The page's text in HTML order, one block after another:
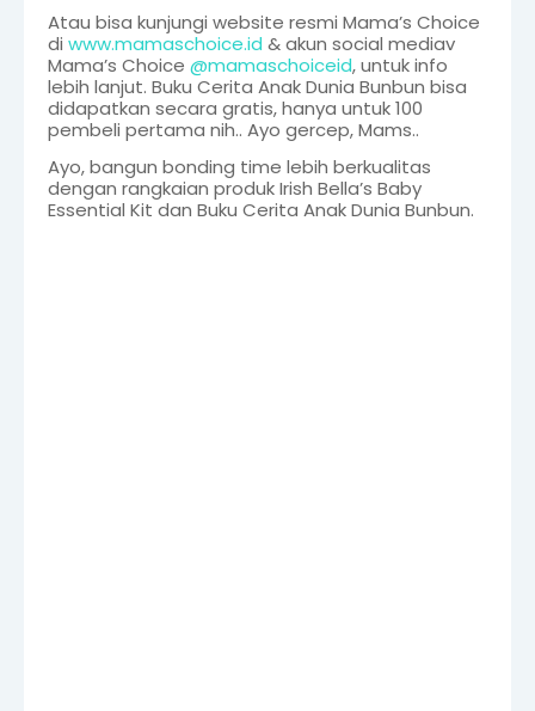
Atau bisa kunjungi website resmi Mama’s Choice
di www.mamaschoice.id & akun social mediav
Mama’s Choice @mamaschoiceid, untuk info
lebih lanjut. Buku Cerita Anak Dunia Bunbun bisa
didapatkan secara gratis, hanya untuk 100
pembeli pertama nih.. Ayo gercep, Mams..
Ayo, bangun bonding time lebih berkualitas
dengan rangkaian produk Irish Bella’s Baby
Essential Kit dan Buku Cerita Anak Dunia Bunbun.